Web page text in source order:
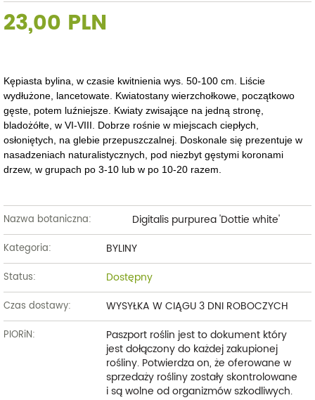
23,00 PLN
Kępiasta bylina, w czasie kwitnienia wys. 50-100 cm. Liście
wydłużone, lancetowate. Kwiatostany wierzchołkowe, początkowo
gęste, potem luźniejsze. Kwiaty zwisające na jedną stronę,
bladożółte, w VI-VIII. Dobrze rośnie w miejscach ciepłych,
osłoniętych, na glebie przepuszczalnej. Doskonale się prezentuje w
nasadzeniach naturalistycznych, pod niezbyt gęstymi koronami
drzew, w grupach po 3-10 lub w po 10-20 razem.
Nazwa botaniczna: Digitalis purpurea 'Dottie white'
Kategoria: BYLINY
Status: Dostępny
Czas dostawy: WYSYŁKA W CIĄGU 3 DNI ROBOCZYCH
PIORiN:
Paszport roślin jest to dokument który
jest dołączony do każdej zakupionej
rośliny. Potwierdza on, że oferowane w
sprzedaży rośliny zostały skontrolowane
i są wolne od organizmów szkodliwych.